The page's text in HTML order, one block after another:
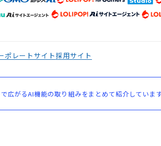
ポレートサイト採用サイト
がるAI機能の取り組みをまとめて紹介しています